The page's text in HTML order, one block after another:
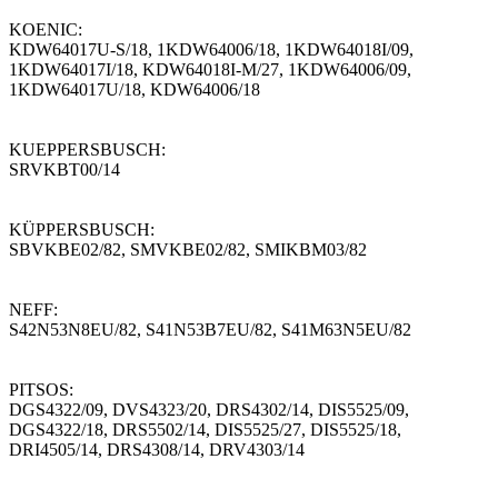
KOENIC:
KDW64017U-S/18, 1KDW64006/18, 1KDW64018I/09,
1KDW64017I/18, KDW64018I-M/27, 1KDW64006/09,
1KDW64017U/18, KDW64006/18
KUEPPERSBUSCH:
SRVKBT00/14
KÜPPERSBUSCH:
SBVKBE02/82, SMVKBE02/82, SMIKBM03/82
NEFF:
S42N53N8EU/82, S41N53B7EU/82, S41M63N5EU/82
PITSOS:
DGS4322/09, DVS4323/20, DRS4302/14, DIS5525/09,
DGS4322/18, DRS5502/14, DIS5525/27, DIS5525/18,
DRI4505/14, DRS4308/14, DRV4303/14